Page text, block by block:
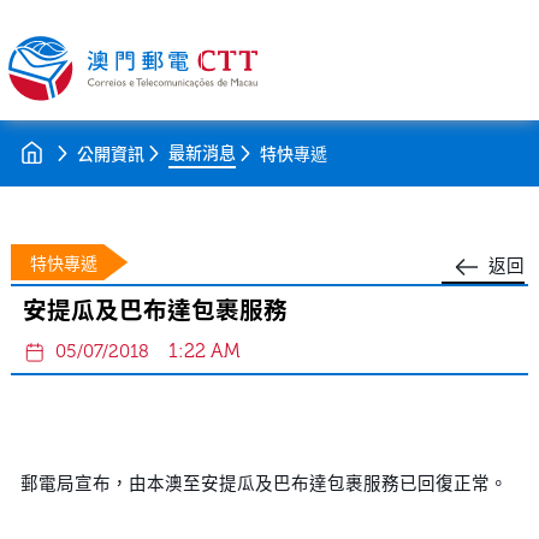
公開資訊 最新消息 特快專遞
返回
特快專遞
安提瓜及巴布達包裹服務
05/07/2018 1:22 AM
郵電局宣布，由本澳至安提瓜及巴布達包裹服務已回復正常。